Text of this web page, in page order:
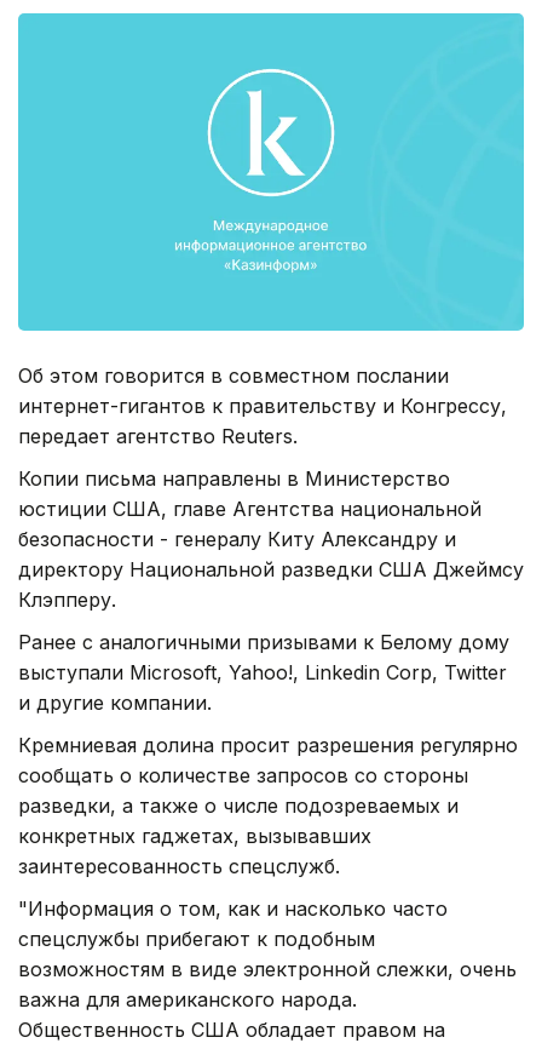
Об этом говорится в совместном послании
интернет-гигантов к правительству и Конгрессу,
передает агентство Reuters.
Копии письма направлены в Министерство
юстиции США, главе Агентства национальной
безопасности - генералу Киту Александру и
директору Национальной разведки США Джеймсу
Клэпперу.
Ранее с аналогичными призывами к Белому дому
выступали Microsoft, Yahoo!, Linkedin Corp, Twitter
и другие компании.
Кремниевая долина просит разрешения регулярно
сообщать о количестве запросов со стороны
разведки, а также о числе подозреваемых и
конкретных гаджетах, вызывавших
заинтересованность спецслужб.
"Информация о том, как и насколько часто
спецслужбы прибегают к подобным
возможностям в виде электронной слежки, очень
важна для американского народа.
Общественность США обладает правом на